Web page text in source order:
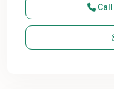
Call